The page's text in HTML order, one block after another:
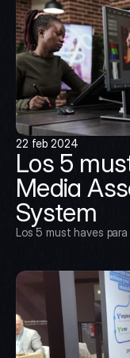
22 feb 2024
Los 5
Media
System
Los 5 must haves